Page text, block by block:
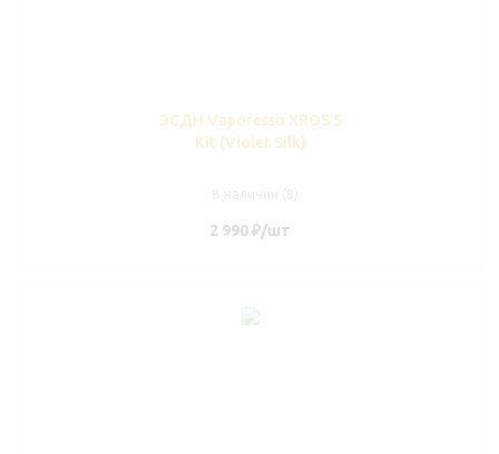
ЭСДН Vaporesso XROS 5
Kit (Violet Silk)
2 990₽/шт